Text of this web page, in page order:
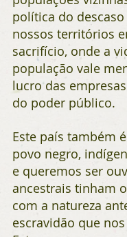
política do
nossos territórios
sacrifício, onde a
população vale
lucro das
do poder público.
Este país também
povo negro,
e queremos ser
ancestrais tinham
com a natureza
escravidão que